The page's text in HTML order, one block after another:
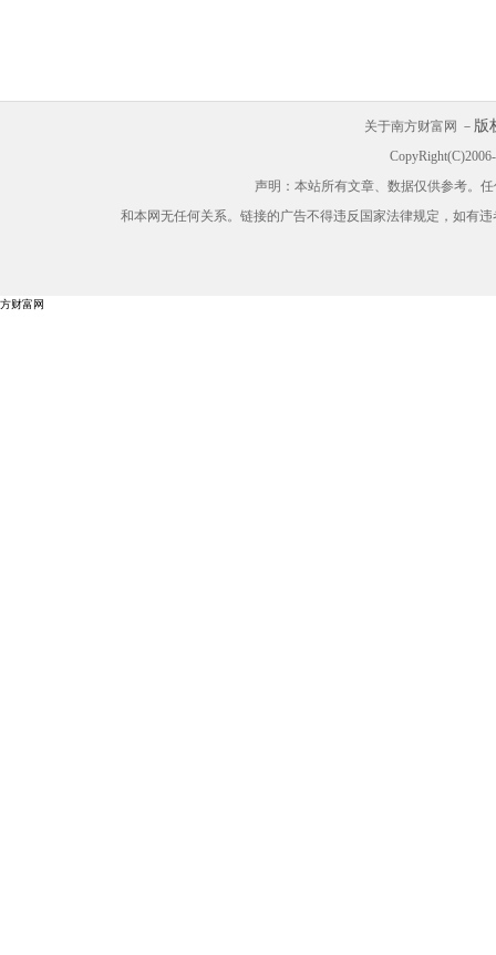
关于南方财富网 － 版
声明：本站所有文章、数据仅供参考。
和本网无任何关系。链接的广告不得违反国家法律规定，如有
方财富网